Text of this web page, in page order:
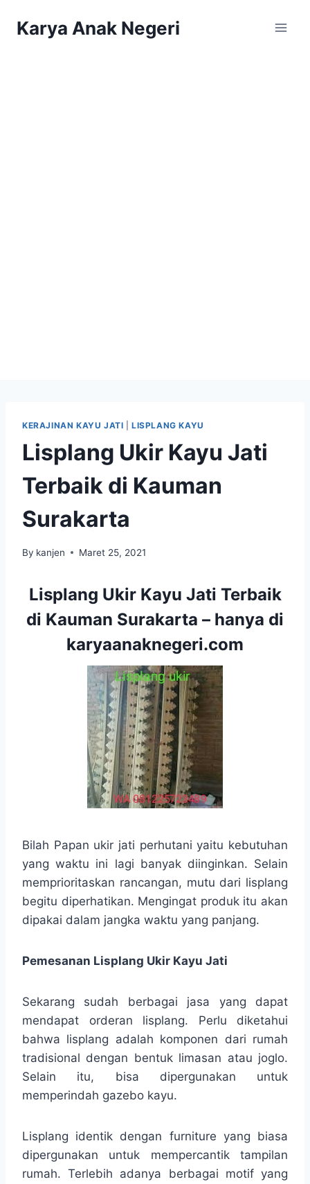
Karya Anak Negeri
KERAJINAN KAYU JATI |LISPLANG KAYU
Lisplang Ukir Kayu Jati
Terbaik di Kauman
Surakarta
By kanjen Maret 25, 2021
Lisplang Ukir Kayu Jati Terbaik
di Kauman Surakarta – hanya di
karyaanaknegeri.com
Bilah Papan ukir jati perhutani yaitu kebutuhan
yang waktu ini lagi banyak diinginkan. Selain
memprioritaskan rancangan, mutu dari lisplang
begitu diperhatikan. Mengingat produk itu akan
dipakai dalam jangka waktu yang panjang.
Pemesanan Lisplang Ukir Kayu Jati
Sekarang sudah berbagai jasa yang dapat
mendapat orderan lisplang. Perlu diketahui
bahwa lisplang adalah komponen dari rumah
tradisional dengan bentuk limasan atau joglo.
Selain itu, bisa dipergunakan untuk
memperindah gazebo kayu.
Lisplang identik dengan furniture yang biasa
dipergunakan untuk mempercantik tampilan
rumah. Terlebih adanya berbagai motif yang